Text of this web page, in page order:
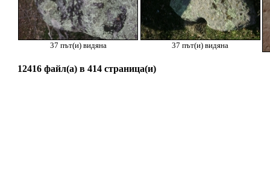
37 път(и) видяна 37 път(и) видяна
12416 файл(а) в 414 страница(и)